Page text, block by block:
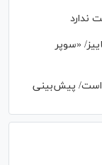
ندارد
«سوپر
است/ پیش‌بینی